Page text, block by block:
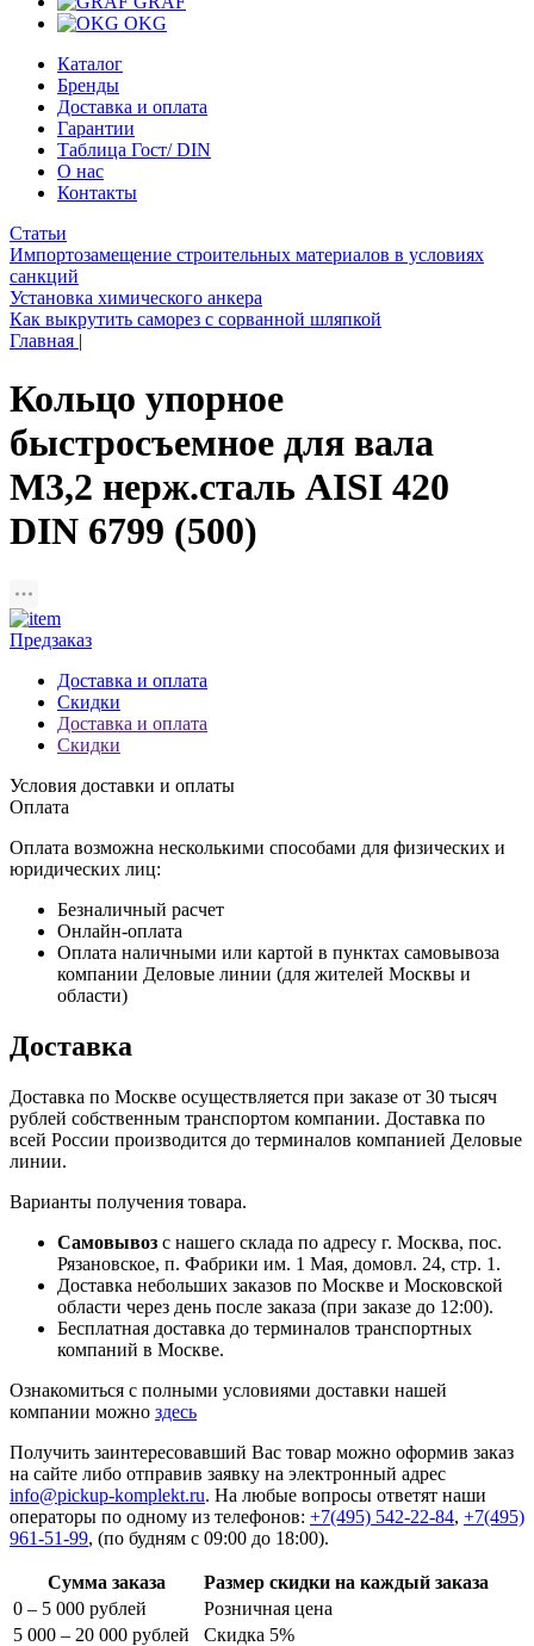
OKG
Каталог
Бренды
Доставка и оплата
Гарантии
Таблица Гост/ DIN
О нас
Контакты
Статьи
Импортозамещение строительных материалов в условиях
санкций
Установка химического анкера
Как выкрутить саморез с сорванной шляпкой
Главная |
Кольцо упорное
быстросъемное для вала
M3,2 нерж.сталь АISI 420
DIN 6799 (500)
Предзаказ
Доставка и оплата
Скидки
Доставка и оплата
Скидки
Условия доставки и оплаты
Оплата
Оплата возможна несколькими способами для физических и
юридических лиц:
Безналичный расчет
Онлайн-оплата
Оплата наличными или картой в пунктах самовывоза
компании Деловые линии (для жителей Москвы и
области)
Доставка
Доставка по Москве осуществляется при заказе от 30 тысяч
рублей собственным транспортом компании. Доставка по
всей России производится до терминалов компанией Деловые
линии.
Варианты получения товара.
Самовывоз с нашего склада по адресу г. Москва, пос.
Рязановское, п. Фабрики им. 1 Мая, домовл. 24, стр. 1.
Доставка небольших заказов по Москве и Московской
области через день после заказа (при заказе до 12:00).
Бесплатная доставка до терминалов транспортных
компаний в Москве.
Ознакомиться с полными условиями доставки нашей
компании можно здесь
Получить заинтересовавший Вас товар можно оформив заказ
на сайте либо отправив заявку на электронный адрес
info@pickup-komplekt.ru. На любые вопросы ответят наши
операторы по одному из телефонов: +7(495) 542-22-84, +7(495)
961-51-99, (по будням с 09:00 до 18:00).
Сумма заказа
Размер скидки на каждый заказа
0 – 5 000 рублей
Розничная цена
5 000 – 20 000 рублей
Скидка 5%